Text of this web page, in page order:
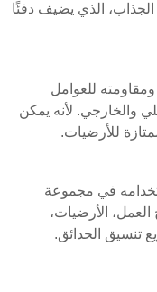
الذي يضيف دفئًا
للعوامل
والخارجي. لأنه يمكن
للأرضيات.
في مجموعة
الأرضيات،
تنسيق الحدائق.